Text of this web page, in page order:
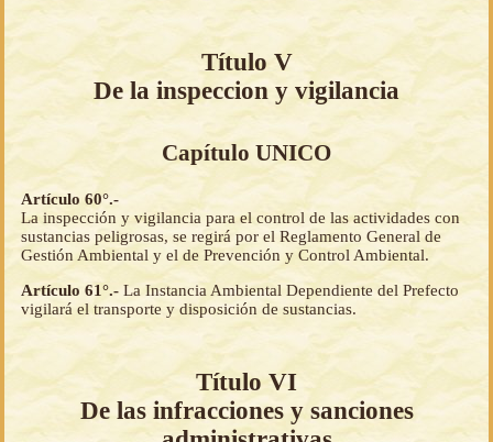
Título V
De la inspeccion y vigilancia
Capítulo UNICO
Artículo 60°.-
La inspección y vigilancia para el control de las actividades con
sustancias peligrosas, se regirá por el Reglamento General de
Gestión Ambiental y el de Prevención y Control Ambiental.
Artículo 61°.- La Instancia Ambiental Dependiente del Prefecto
vigilará el transporte y disposición de sustancias.
Título VI
De las infracciones y sanciones